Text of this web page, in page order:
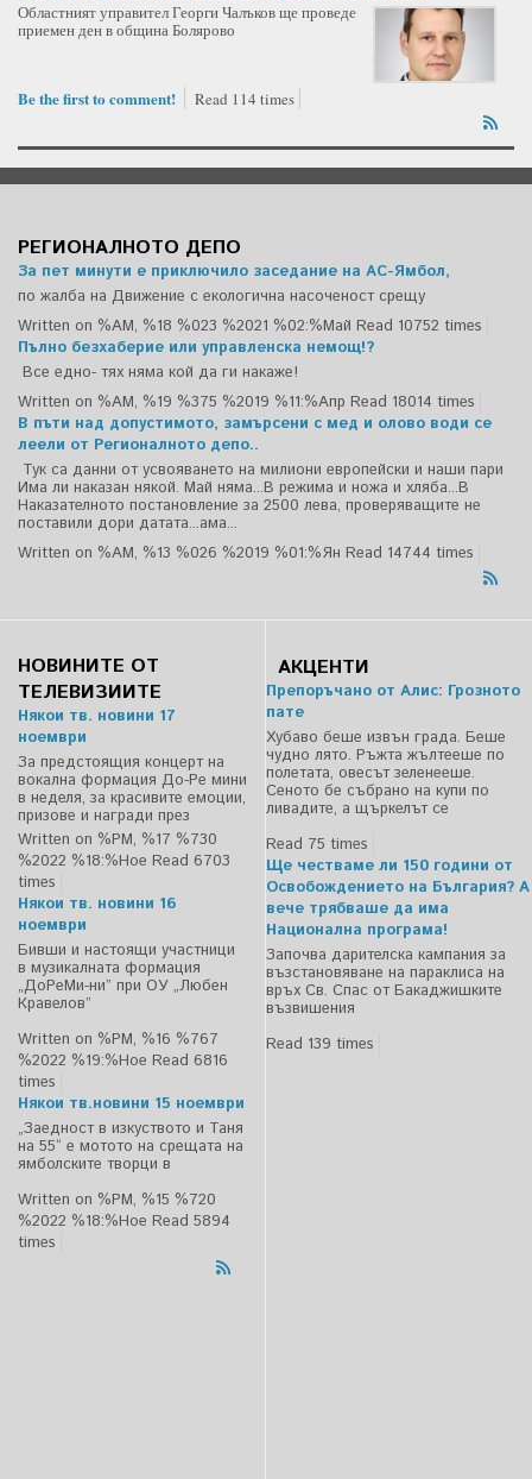
Областният управител Георги Чалъков ще проведе
приемен ден в община Болярово
Be the first to comment! Read 114 times
РЕГИОНАЛНОТО ДЕПО
За пет минути е приключило заседание на АС-Ямбол,
по жалба на Движение с екологична насоченост срещу
Written on %AM, %18 %023 %2021 %02:%Май Read 10752 times
Пълно безхаберие или управленска немощ!?
Все едно- тях няма кой да ги накаже!
Written on %AM, %19 %375 %2019 %11:%Апр Read 18014 times
В пъти над допустимото, замърсени с мед и олово води се
леели от Регионалното депо..
Тук са данни от усвояването на милиони европейски и наши пари
Има ли наказан някой. Май няма...В режима и ножа и хляба...В
Наказателното постановление за 2500 лева, проверяващите не
поставили дори датата...ама...
Written on %AM, %13 %026 %2019 %01:%Ян Read 14744 times
НОВИНИТЕ ОТ
ТЕЛЕВИЗИИТЕ
Някои тв. новини 17
ноември
За предстоящия концерт на
вокална формация До-Ре мини
в неделя, за красивите емоции,
призове и награди през
Written on %PM, %17 %730
%2022 %18:%Ное Read 6703
times
Някои тв. новини 16
ноември
Бивши и настоящи участници
в музикалната формация
„ДоРеМи-ни” при ОУ „Любен
Кравелов”
Written on %PM, %16 %767
%2022 %19:%Ное Read 6816
times
Някои тв.новини 15 ноември
„Заедност в изкуството и Таня
на 55“ е мотото на срещата на
ямболските творци в
Written on %PM, %15 %720
%2022 %18:%Ное Read 5894
times
АКЦЕНТИ
Препоръчано от Алис: Грозното
пате
Хубаво беше извън града. Беше
чудно лято. Ръжта жълтееше по
полетата, овесът зеленееше.
Сеното бе събрано на купи по
ливадите, а щъркелът се
Read 75 times
Ще честваме ли 150 години от
Освобождението на България? А
вече трябваше да има
Национална програма!
Започва дарителска кампания за
възстановяване на параклиса на
връх Св. Спас от Бакаджишките
възвишения
Read 139 times